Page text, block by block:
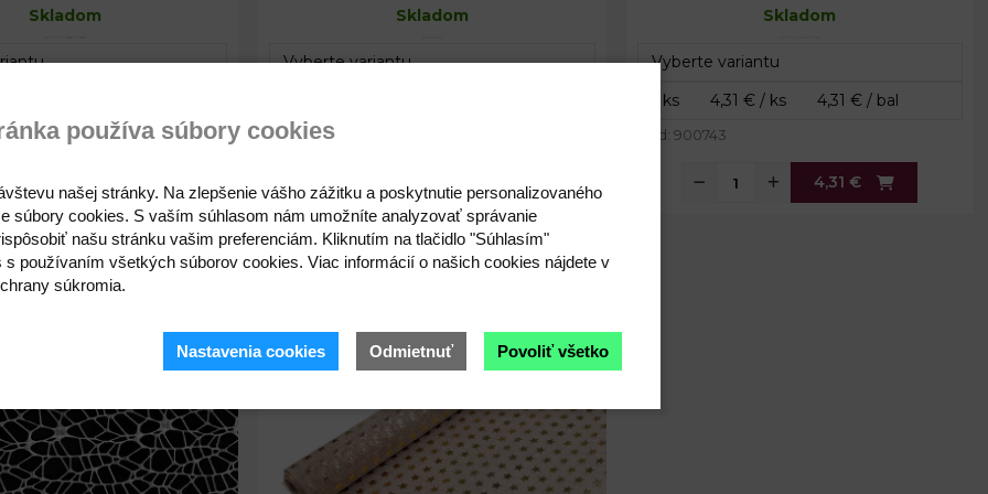
Skladom
2,02 €
5 m
Skladom
Kód: 380442
3,53 €
2,7 m
Skladom
Kód: 900743
4,31 €
metráž pavučina
Vianočná imitácia juty šírka 48 cm
používa súbory cookies
našej stránky. Na zlepšenie vášho zážitku a poskytnutie personalizovaného
súbory cookies. S vaším súhlasom nám umožníte analyzovať správanie
našu stránku vašim preferenciám. Kliknutím na tlačidlo "Súhlasím"
s používaním všetkých súborov cookies. Viac informácií o našich cookies nájdete v
súkromia.
Nastavenia cookies Odmietnuť Povoliť všetko